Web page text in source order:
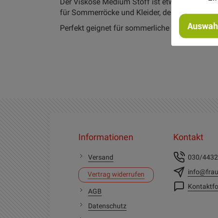
für Sommerröcke und Kleider, denn sie
Perfekt geignet für sommerliche Bekleidung
Informationen
Versand
Vertrag widerrufen
AGB
Datenschutz
Kontakt
030/